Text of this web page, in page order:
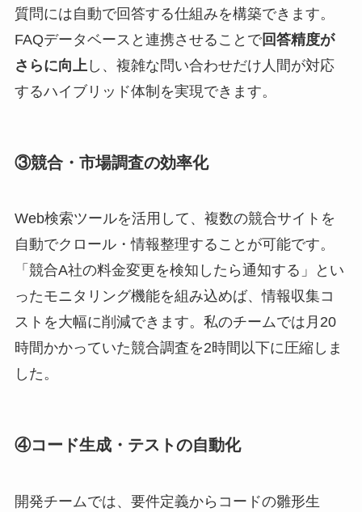
質問には自動で回答する仕組みを構築できます。
FAQデータベースと連携させることで回答精度が
さらに向上 し、複雑な問い合わせだけ人間が対応
するハイブリッド体制を実現できます。
③競合・市場調査の効率化
Web検索ツールを活用して、複数の競合サイトを
自動でクロール・情報整理することが可能です。
「競合A社の料金変更を検知したら通知する」とい
ったモニタリング機能を組み込めば、情報収集コ
ストを大幅に削減できます。私のチームでは月20
時間かかっていた競合調査を2時間以下に圧縮しま
した。
④コード生成・テストの自動化
開発チームでは、要件定義からコードの雛形生